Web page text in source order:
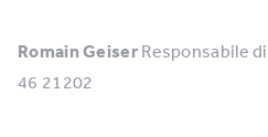
Romain GeiserResponsabile
46 21202